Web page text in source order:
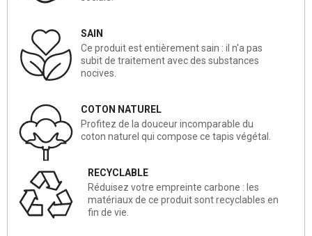
SAIN
Ce produit est entièrement sain : il n'a pas
subit de traitement avec des substances
nocives.
COTON NATUREL
Profitez de la douceur incomparable du
coton naturel qui compose ce tapis végétal.
RECYCLABLE
Réduisez votre empreinte carbone : les
matériaux de ce produit sont recyclables en
fin de vie.